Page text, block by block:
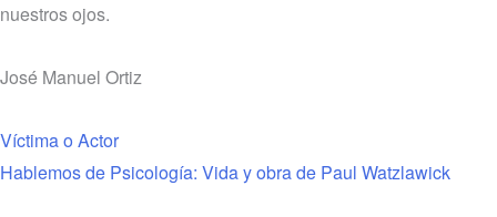
nuestros ojos.
José Manuel Ortiz
Víctima o Actor
Hablemos de Psicología: Vida y obra de Paul Watzlawick